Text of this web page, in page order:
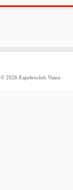
© 2026 Espeleoclub Viana ·